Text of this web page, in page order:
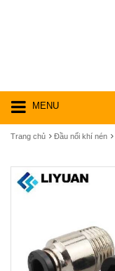
MENU
Trang chủ Đầu nối khí nén